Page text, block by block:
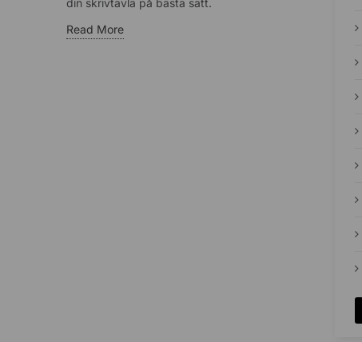
din skrivtavla på bästa sätt.
Read More